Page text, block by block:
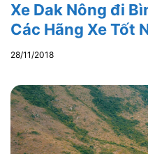
Xe Dak Nông đi
Các Hãng Xe Tốt
28/11/2018